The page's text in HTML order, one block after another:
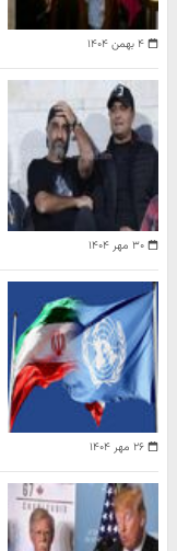
۴ بهمن ۱۴۰۴
۳۰ مهر ۱۴۰۴
۲۶ مهر ۱۴۰۴